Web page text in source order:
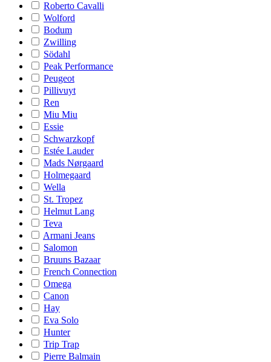
Roberto Cavalli
Wolford
Bodum
Zwilling
Södahl
Peak Performance
Peugeot
Pillivuyt
Ren
Miu Miu
Essie
Schwarzkopf
Estée Lauder
Mads Nørgaard
Holmegaard
Wella
St. Tropez
Helmut Lang
Teva
Armani Jeans
Salomon
Bruuns Bazaar
French Connection
Omega
Canon
Hay
Eva Solo
Hunter
Trip Trap
Pierre Balmain